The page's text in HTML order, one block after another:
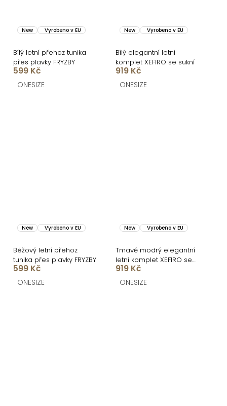
New Vyrobeno v EU
Bílý letní přehoz tunika
přes plavky FRYZBY
599 Kč
ONESIZE
New Vyrobeno v EU
Bílý elegantní letní
komplet XEFIRO se sukní
919 Kč
ONESIZE
New Vyrobeno v EU
Béžový letní přehoz
tunika přes plavky FRYZBY
599 Kč
ONESIZE
New Vyrobeno v EU
Tmavě modrý elegantní
letní komplet XEFIRO se
sukní
919 Kč
ONESIZE